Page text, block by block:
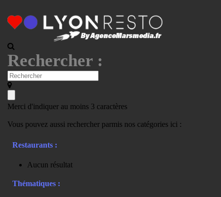
Rechercher :
Merci d'indiquer au moins 3 caractères
Vous pouvez aussi rechercher parmis nos catégories ici :
Restaurants :
Aucun résultat
Thématiques :